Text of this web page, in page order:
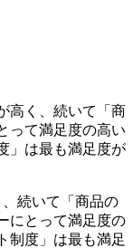
高く、続いて「商
って満足度の高い
」は最も満足度が
続いて「商品の
にとって満足度の
制度」は最も満足